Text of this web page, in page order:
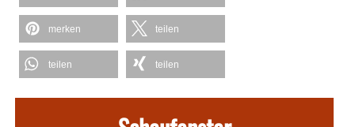
merken teilen
teilen teilen